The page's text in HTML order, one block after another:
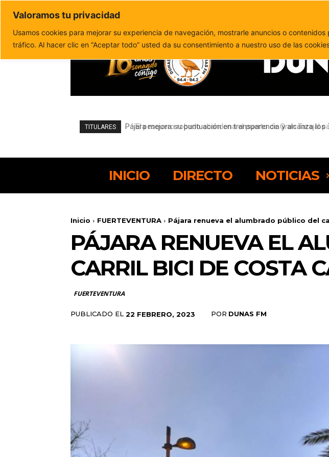
Valoramos tu privacidad
Usamos cookies para mejorar su experiencia de navegación, mostrarle anuncios o
tráfico. Al hacer clic en “Aceptar todo” usted da su consentimiento a nuestro uso de las
Política de privacidad
TITULARES El pesquero robado abandona el puerto de Gran Tarajal
INICIO DIRECTO NOTICIAS
Inicio FUERTEVENTURA Pájara renueva el alumbrado público del
PÁJARA RENUEVA EL
CARRIL BICI DE COSTA
FUERTEVENTURA
PUBLICADO EL 22 FEBRERO, 2023 POR DUNAS FM